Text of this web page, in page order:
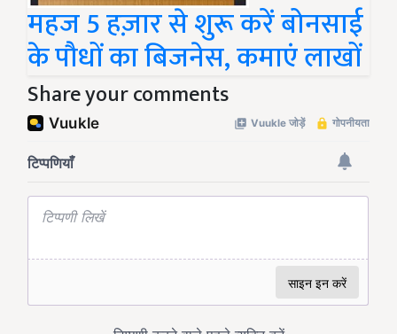
महज 5 हज़ार से शुरू करें बोनसाई
के पौधों का बिजनेस, कमाएं लाखों
Share your comments